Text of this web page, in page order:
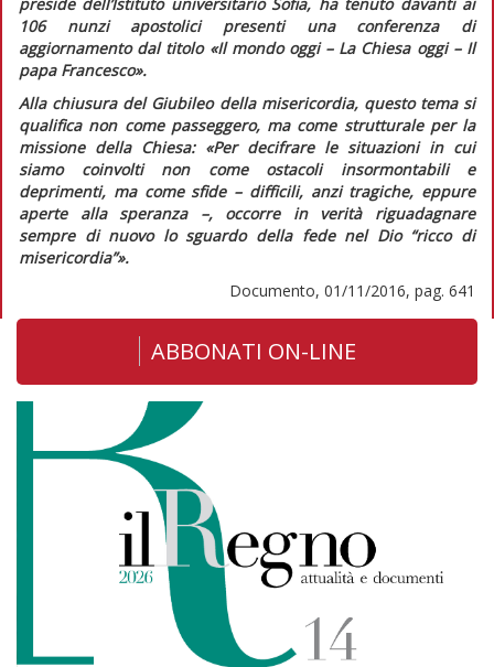
106 nunzi apostolici presenti una conferenza di
aggiornamento dal titolo «Il mondo oggi – La Chiesa oggi – Il
papa Francesco».
Alla chiusura del Giubileo della misericordia, questo tema si
qualifica non come passeggero, ma come strutturale per la
missione della Chiesa: «Per decifrare le situazioni in cui
siamo coinvolti non come ostacoli insormontabili e
deprimenti, ma come sfide – difficili, anzi tragiche, eppure
aperte alla speranza –, occorre in verità riguadagnare
sempre di nuovo lo sguardo della fede nel Dio “ricco di
misericordia”».
Documento, 01/11/2016, pag. 641
ABBONATI ON-LINE